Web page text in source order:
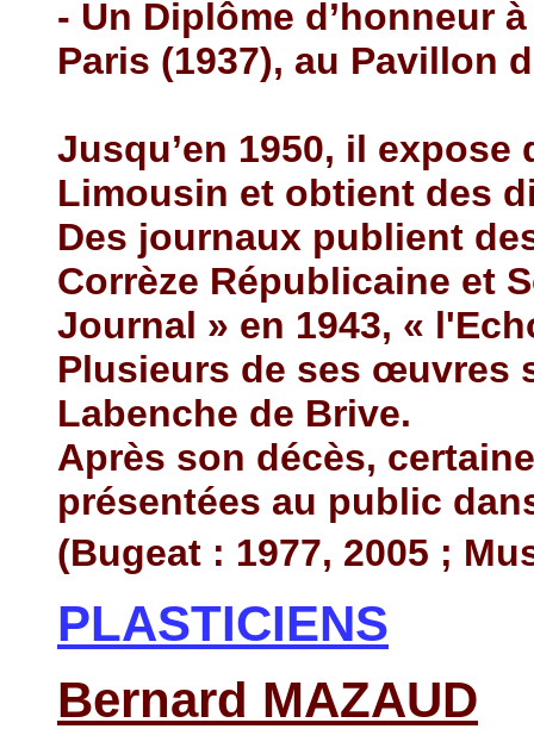
- Un Diplôme d’honneur
Paris (1937), au Pavillon
Jusqu’en 1950, il
Limousin et obtient des
Des journaux publient
Corrèze Républicaine et
Journal » en 1943, «
Plusieurs de ses œuvres
Labenche de Brive.
Après son décès,
présentées au public
(Bugeat : 1977, 2005 ;
PLASTICIENS
Bernard MAZAUD